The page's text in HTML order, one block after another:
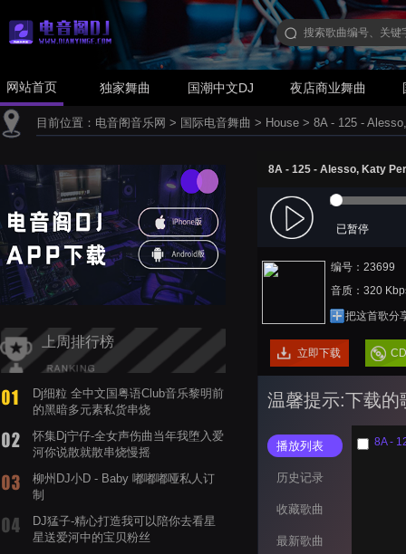
网站首页 独家舞曲 国潮中文DJ 夜店商业舞曲
目前位置： 电音阁音乐网 > 国际电音舞曲 > House > 8A - 125 -
上周排行榜
Dj细粒 全中文国粤语Club音乐黎明前
的黑暗多元素私货串烧
怀集Dj宁仔-全女声伤曲当年我堕入爱
河你说散就散串烧慢摇
柳州DJ小D - Baby 嘟嘟嘟哑私人订
制
DJ猛子-精心打造我可以陪你去看星
星送爱河中的宝贝粉丝
8A - 125 - Alesso, Katy
已暂停
编号：23699
音质：320
把这首歌分
立即下载
温馨提示:下载的
播放列表
历史记录
收藏歌曲
最新歌曲
8A -